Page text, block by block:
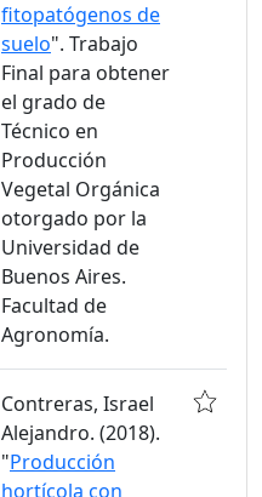
fitopatógenos de
suelo". Trabajo
Final para obtener
el grado de
Técnico en
Producción
Vegetal Orgánica
otorgado por la
Universidad de
Buenos Aires.
Facultad de
Agronomía.
Contreras, Israel
Alejandro. (2018).
"Producción
hortícola con